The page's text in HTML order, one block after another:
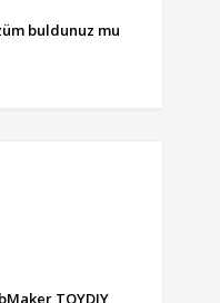
buldunuz mu
TOYDIY